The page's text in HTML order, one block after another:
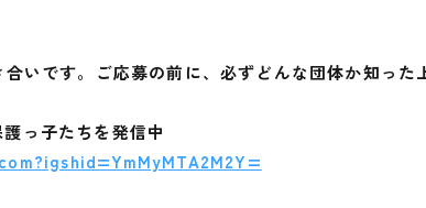
いです。ご応募の前に、必ずどんな団体か知っ
っ子たちを発信中